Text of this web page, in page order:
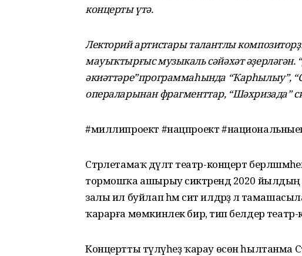
концерты үтә.
Лекторий артистары талантлы
мауыҡтырғыс музыкаль сәйәхәт
әкиәттәре”программаһында “Ҡарһылыу”,
операларынан фрагменттар, “Шәхризада”
#миллипроект #нацпроект
Стәрлетамаҡ дәүләт театр-концерт
тормошҡа ашырыу сиктәрендә 2020 йылдың
залы ил буйлап һәм сит илдәрҙә лә
ҡарарға мөмкинлек бирә, тип белдерә
Концертты түләүһеҙ ҡарау өсөн һылтанма